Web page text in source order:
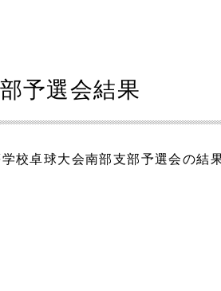
予選会結果
校卓球大会南部支部予選会の結